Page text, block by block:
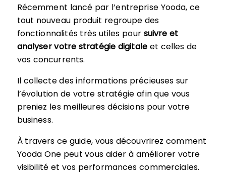
Récemment lancé par l’entreprise Yooda, ce
tout nouveau produit regroupe des
fonctionnalités très utiles pour suivre et
analyser votre stratégie digitale et celles de
vos concurrents.
Il collecte des informations précieuses sur
l’évolution de votre stratégie afin que vous
preniez les meilleures décisions pour votre
business.
À travers ce guide, vous découvrirez comment
Yooda One peut vous aider à améliorer votre
visibilité et vos performances commerciales.